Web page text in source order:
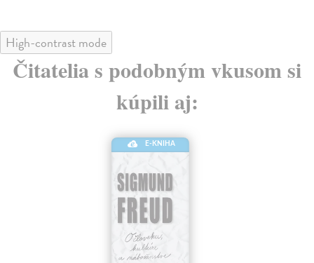
High-contrast mode
Čitatelia s podobným vkusom si
kúpili aj:
E-KNIHA